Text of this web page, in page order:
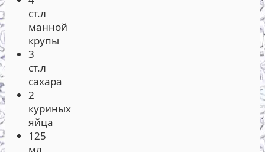
ст.л
манной
крупы
3
ст.л
сахара
2
куриных
яйца
125